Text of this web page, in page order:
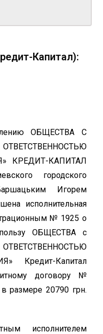
Капитал):
ОБЩЕСТВА С
КРЕДИТ-КАПИТАЛ
городского
Игорем
исполнительная
№ 1925 о
ОБЩЕСТВА с
Кредит-Капитал
договору №
размере 20790 грн.
исполнителем